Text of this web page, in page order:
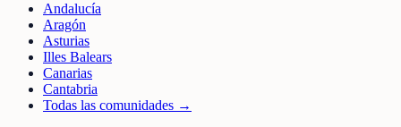
Andalucía
Aragón
Asturias
Illes Balears
Canarias
Cantabria
Todas las comunidades →